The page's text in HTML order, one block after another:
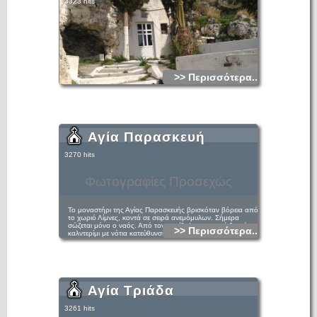
>> Περισσότερα...
Φωτογραφίες Προσεχώς
Αγία Παρασκευή
3270 hits
Το μοναστήρι της Αγίας Παρασκευής βρισκόταν βόρεια από
το χωριό Λίμνες, κοντά σε σειρά ανεμόμυλων. Σήμερα
σώζεται μόνο ο ναός. Από τον περίβολο του ναού ξεκινά
καλντερίμι με νότια κατεύθυνση και σωζόμενο μήκος εκατό
πενήντα μέτρων, το οποίο χάνεται κάτω από το σύγχρονο
τοποθετηθεί στο κατώφλι, φέρει επιγραφή ανακαίνισης της
πύλης του ναού με χρονολογία 1612: ΕΙΣ ΑΧΙΒ (1612) ΜΑΙ
ΙΑ ΑΝΕΚΕΝΙΣΘΙ Η ΠΥΛΗ ΤΟΥ ΝΑΟΥ ΤΗΣ ΟΣΙΟΜΑΡΤΥΡΟΣ
Γύρω από το ναό δεν σώζονται άλλα κατάλοιπα. Η μονή
>> Περισσότερα...
Αγία Τριάδα
3261 hits